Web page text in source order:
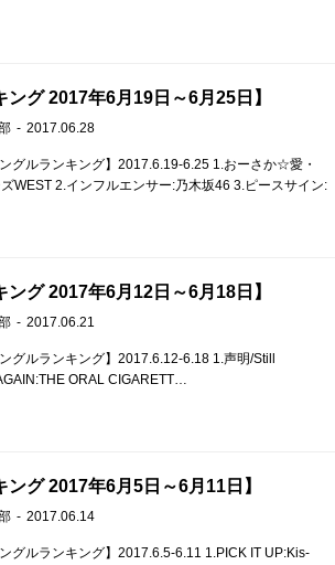
ング 2017年6月19日～6月25日】
2017.06.28
グルランキング】2017.6.19-6.25 1.おーさか☆愛・
WEST 2.インフルエンサー:乃木坂46 3.ピースサイン:
ング 2017年6月12日～6月18日】
2017.06.21
グルランキング】2017.6.12-6.18 1.声明/Still
ORAL CIGARETT…
ング 2017年6月5日～6月11日】
2017.06.14
グルランキング】2017.6.5-6.11 1.PICK IT UP:Kis-